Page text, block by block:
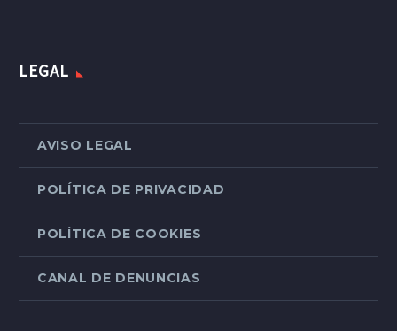
LEGAL
AVISO LEGAL
POLÍTICA DE PRIVACIDAD
POLÍTICA DE COOKIES
CANAL DE DENUNCIAS